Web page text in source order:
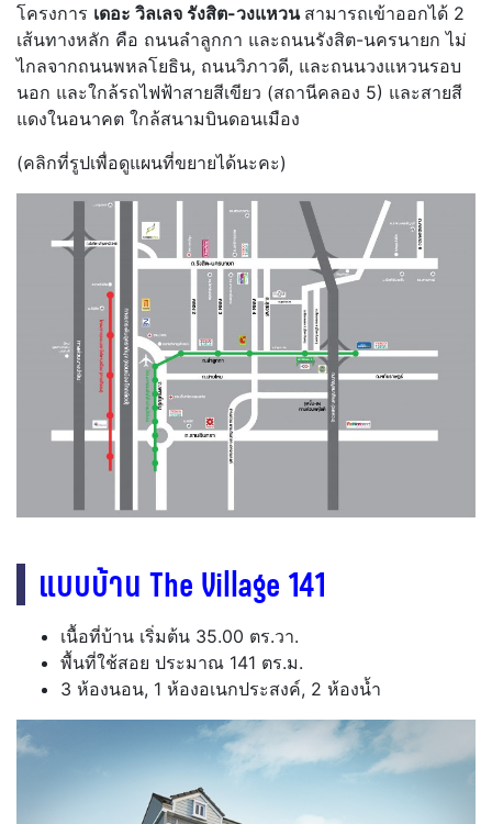
โครงการ เดอะ วิลเลจ รังสิต-วงแหวน สามารถเข้าออกได้ 2
เส้นทางหลัก คือ ถนนลำลูกกา และถนนรังสิต-นครนายก ไม่
ไกลจากถนนพหลโยธิน, ถนนวิภาวดี, และถนนวงแหวนรอบ
นอก และใกล้รถไฟฟ้าสายสีเขียว (สถานีคลอง 5) และสายสี
แดงในอนาคต ใกล้สนามบินดอนเมือง
(คลิกที่รูปเพื่อดูแผนที่ขยายได้นะคะ)
แบบบ้าน The Village 141
เนื้อที่บ้าน เริ่มต้น 35.00 ตร.วา.
พื้นที่ใช้สอย ประมาณ 141 ตร.ม.
3 ห้องนอน, 1 ห้องอเนกประสงค์, 2 ห้องน้ำ